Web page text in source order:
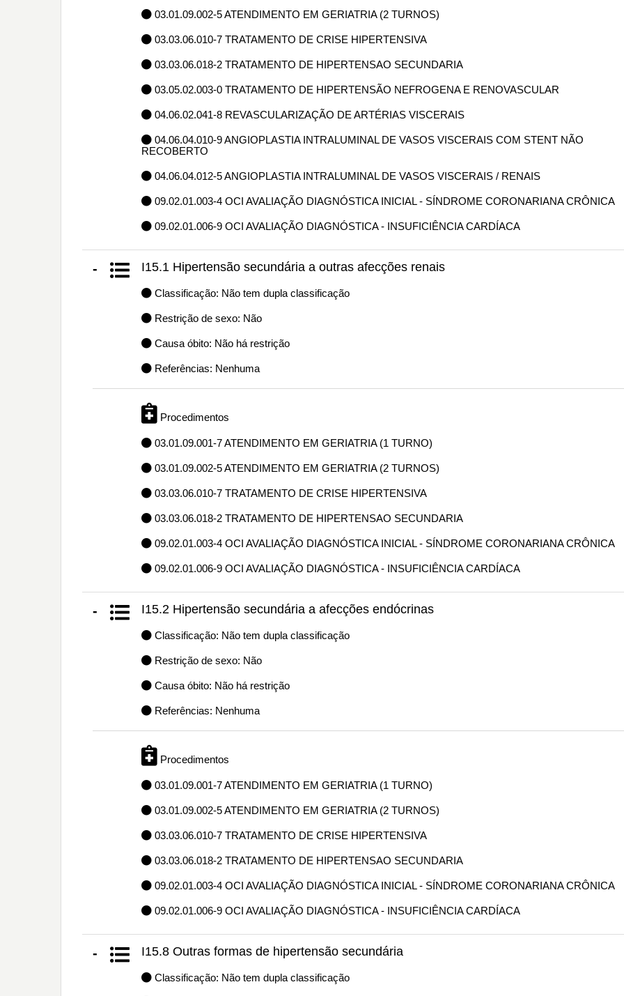
03.01.09.002-5 ATENDIMENTO EM GERIATRIA (2 TURNOS)
03.03.06.010-7 TRATAMENTO DE CRISE HIPERTENSIVA
03.03.06.018-2 TRATAMENTO DE HIPERTENSAO SECUNDARIA
03.05.02.003-0 TRATAMENTO DE HIPERTENSÃO NEFROGENA E RENOVASCULAR
04.06.02.041-8 REVASCULARIZAÇÃO DE ARTÉRIAS VISCERAIS
04.06.04.010-9 ANGIOPLASTIA INTRALUMINAL DE VASOS VISCERAIS COM STENT NÃO
RECOBERTO
04.06.04.012-5 ANGIOPLASTIA INTRALUMINAL DE VASOS VISCERAIS / RENAIS
09.02.01.003-4 OCI AVALIAÇÃO DIAGNÓSTICA INICIAL - SÍNDROME CORONARIANA CRÔNICA
09.02.01.006-9 OCI AVALIAÇÃO DIAGNÓSTICA - INSUFICIÊNCIA CARDÍACA
- I15.1 Hipertensão secundária a outras afecções renais
Classificação: Não tem dupla classificação
Restrição de sexo: Não
Causa óbito: Não há restrição
Referências: Nenhuma
Procedimentos
03.01.09.001-7 ATENDIMENTO EM GERIATRIA (1 TURNO)
03.01.09.002-5 ATENDIMENTO EM GERIATRIA (2 TURNOS)
03.03.06.010-7 TRATAMENTO DE CRISE HIPERTENSIVA
03.03.06.018-2 TRATAMENTO DE HIPERTENSAO SECUNDARIA
09.02.01.003-4 OCI AVALIAÇÃO DIAGNÓSTICA INICIAL - SÍNDROME CORONARIANA CRÔNICA
09.02.01.006-9 OCI AVALIAÇÃO DIAGNÓSTICA - INSUFICIÊNCIA CARDÍACA
- I15.2 Hipertensão secundária a afecções endócrinas
Classificação: Não tem dupla classificação
Restrição de sexo: Não
Causa óbito: Não há restrição
Referências: Nenhuma
Procedimentos
03.01.09.001-7 ATENDIMENTO EM GERIATRIA (1 TURNO)
03.01.09.002-5 ATENDIMENTO EM GERIATRIA (2 TURNOS)
03.03.06.010-7 TRATAMENTO DE CRISE HIPERTENSIVA
03.03.06.018-2 TRATAMENTO DE HIPERTENSAO SECUNDARIA
09.02.01.003-4 OCI AVALIAÇÃO DIAGNÓSTICA INICIAL - SÍNDROME CORONARIANA CRÔNICA
09.02.01.006-9 OCI AVALIAÇÃO DIAGNÓSTICA - INSUFICIÊNCIA CARDÍACA
- I15.8 Outras formas de hipertensão secundária
Classificação: Não tem dupla classificação